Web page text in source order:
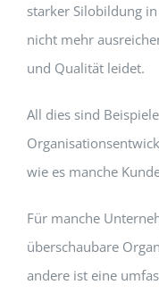
starker Silobildung
nicht mehr
und Qualität leidet.
All dies sind
wie es manche
Für manche
überschaubare
andere ist eine